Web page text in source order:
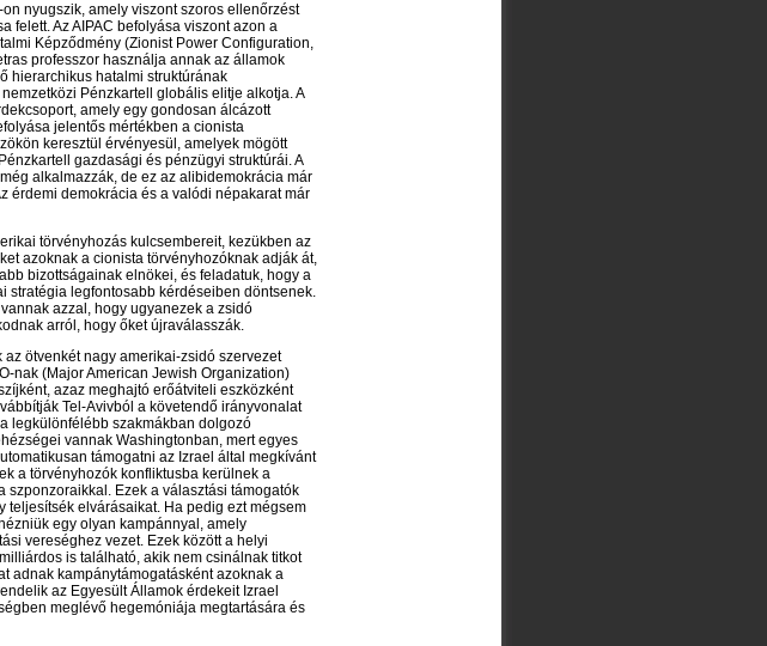
nyugszik, amely viszont szoros ellenőrzést
felett. Az AIPAC befolyása viszont azon a
Képződmény (Zionist Power Configuration,
professzor használja annak az államok
hierarchikus hatalmi struktúrának
Pénzkartell globális elitje alkotja. A
amely egy gondosan álcázott
jelentős mértékben a cionista
keresztül érvényesül, amelyek mögött
gazdasági és pénzügyi struktúrái. A
alkalmazzák, de ez az alibidemokrácia már
érdemi demokrácia és a valódi népakarat már
törvényhozás kulcsembereit, kezükben az
azoknak a cionista törvényhozóknak adják át,
bizottságainak elnökei, és feladatuk, hogy a
stratégia legfontosabb kérdéseiben döntsenek.
azzal, hogy ugyanezek a zsidó
arról, hogy őket újraválasszák.
ötvenkét nagy amerikai-zsidó szervezet
nak (Major American Jewish Organization)
azaz meghajtó erőátviteli eszközként
Tel-Avivból a követendő irányvonalat
legkülönfélébb szakmákban dolgozó
vannak Washingtonban, mert egyes
támogatni az Izrael által megkívánt
a törvényhozók konfliktusba kerülnek a
Ezek a választási támogatók
teljesítsék elvárásaikat. Ha pedig ezt mégsem
egy olyan kampánnyal, amely
vereséghez vezet. Ezek között a helyi
is található, akik nem csinálnak titkot
adnak kampánytámogatásként azoknak a
az Egyesült Államok érdekeit Izrael
meglévő hegemóniája megtartására és